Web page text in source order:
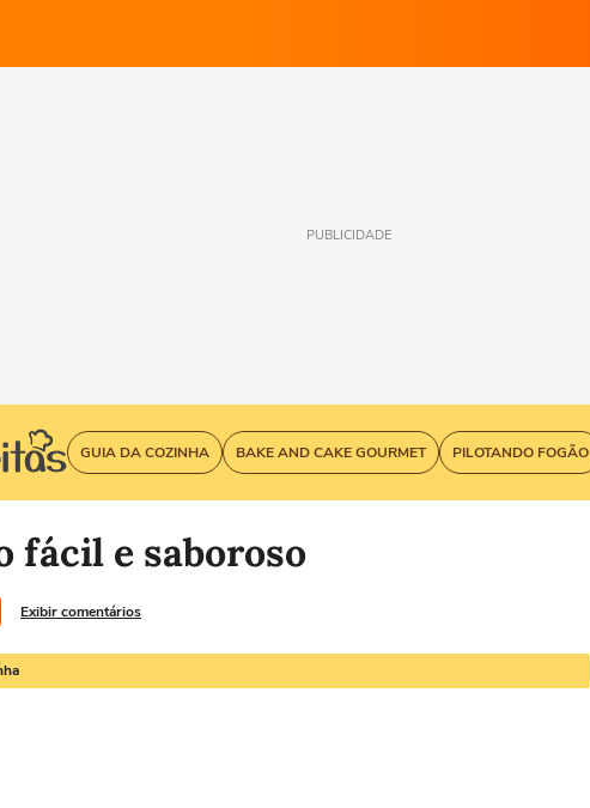
PUBLICIDADE
GUIA DA COZINHA BAKE AND CAKE GOURMET PILOTANDO FOGÃO
fácil e saboroso
Exibir comentários